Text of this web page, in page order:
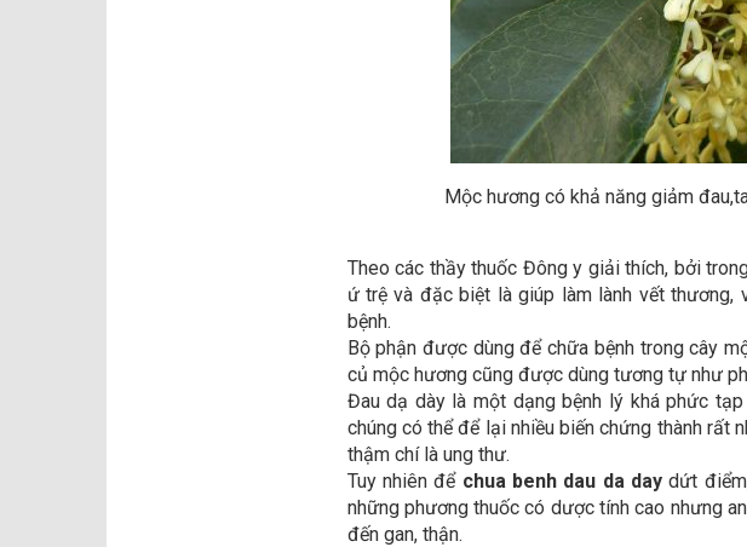
Mộc hương có khả năng giảm
Theo các thầy thuốc Đông y giải thích, bởi
ứ trệ và đặc biệt là giúp làm lành vết
bệnh.
Bộ phận được dùng để chữa bệnh trong cây
củ mộc hương cũng được dùng tương tự như
Đau dạ dày là một dạng bệnh lý khá phức
chúng có thể để lại nhiều biến chứng thành rất
thậm chí là ung thư.
Tuy nhiên để chua benh dau da daydứt
những phương thuốc có dược tính cao nhưng
đến gan, thận.